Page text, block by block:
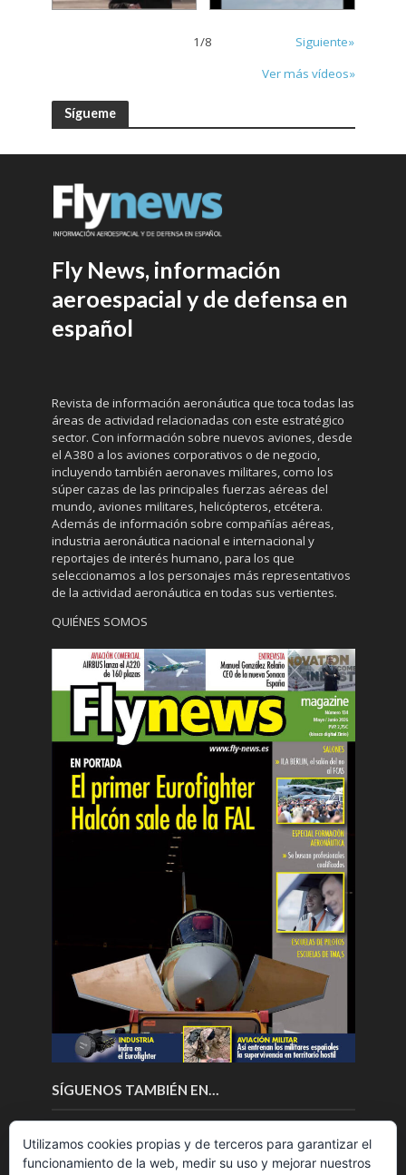
1/8
Siguiente»
Ver más vídeos»
Sígueme
Fly News, información
aeroespacial y de defensa en
español
Revista de información aeronáutica que toca todas las
áreas de actividad relacionadas con este estratégico
sector. Con información sobre nuevos aviones, desde
el A380 a los aviones corporativos o de negocio,
incluyendo también aeronaves militares, como los
súper cazas de las principales fuerzas aéreas del
mundo, aviones militares, helicópteros, etcétera.
Además de información sobre compañías aéreas,
industria aeronáutica nacional e internacional y
reportajes de interés humano, para los que
seleccionamos a los personajes más representativos
de la actividad aeronáutica en todas sus vertientes.
QUIÉNES SOMOS
SÍGUENOS TAMBIÉN EN…
Utilizamos cookies propias y de terceros para garantizar el
funcionamiento de la web, medir su uso y mejorar nuestros